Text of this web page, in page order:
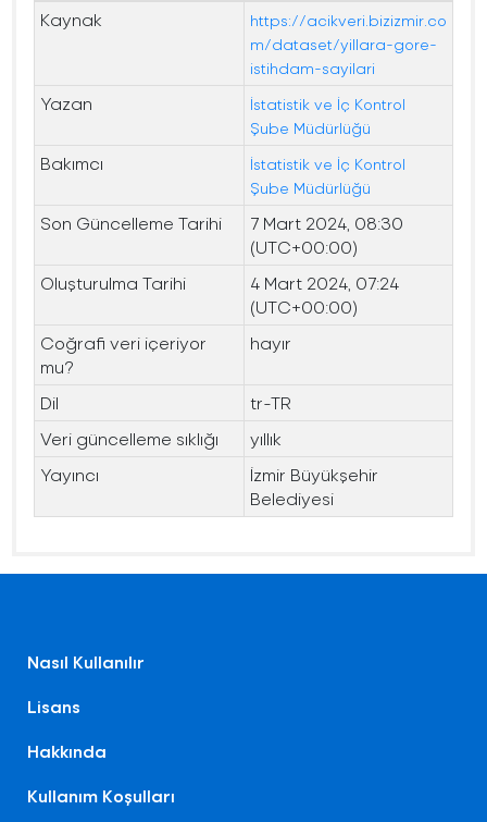
Kaynak
https://acikveri.bizizmir.co
m/dataset/yillara-gore-
istihdam-sayilari
Yazan
İstatistik ve İç Kontrol
Şube Müdürlüğü
Bakımcı
İstatistik ve İç Kontrol
Şube Müdürlüğü
Son Güncelleme Tarihi
7 Mart 2024, 08:30
(UTC+00:00)
Oluşturulma Tarihi
4 Mart 2024, 07:24
(UTC+00:00)
Coğrafi veri içeriyor
mu?
hayır
Dil
tr-TR
Veri güncelleme sıklığı
yıllık
Yayıncı
İzmir Büyükşehir
Belediyesi
Nasıl Kullanılır
Lisans
Hakkında
Kullanım Koşulları